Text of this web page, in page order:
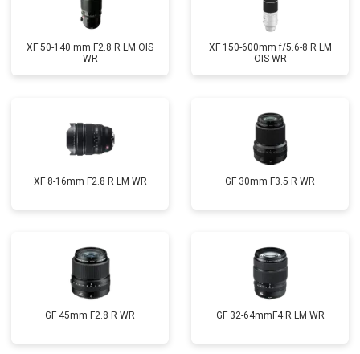
XF 50-140 mm F2.8 R LM OIS
WR
XF 150-600mm f/5.6-8 R LM
OIS WR
XF 8-16mm F2.8 R LM WR GF 30mm F3.5 R WR
GF 45mm F2.8 R WR GF 32-64mmF4 R LM WR